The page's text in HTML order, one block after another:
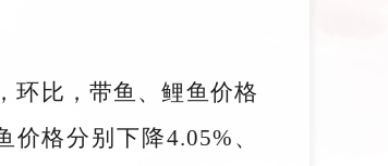
环比，带鱼、鲤鱼价格
格分别下降4.05%、